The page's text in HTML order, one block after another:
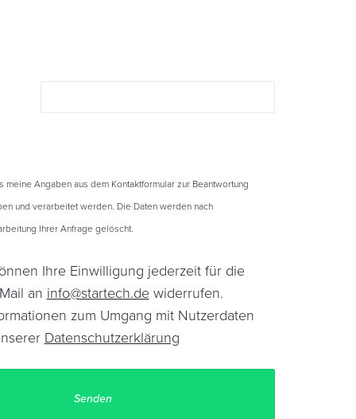
meine Angaben aus dem Kontaktformular zur Beantwortung
und verarbeitet werden. Die Daten werden nach
Ihrer Anfrage gelöscht.
Ihre Einwilligung jederzeit für die
an info@startech.dewiderrufen.
zum Umgang mit Nutzerdaten
Datenschutzerklärung